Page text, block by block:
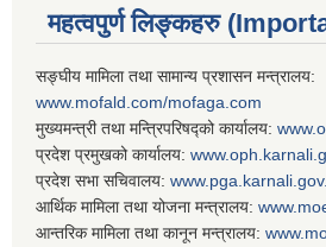
महत्वपुर्ण लिङ्कहरु
सङ्घीय मामिला तथा सामान्य प्रशासन मन्त्रालय:
www.mofald.com/mofaga.com
मुख्यमन्त्री तथा मन्त्रिपरिषद्को कार्यालय:
प्रदेश प्रमुखको कार्यालय:
प्रदेश सभा सचिवालय: www.
आर्थिक मामिला तथा योजना मन्त्रालय: www.
आन्तरिक मामिला तथा कानून मन्त्रालय: www.